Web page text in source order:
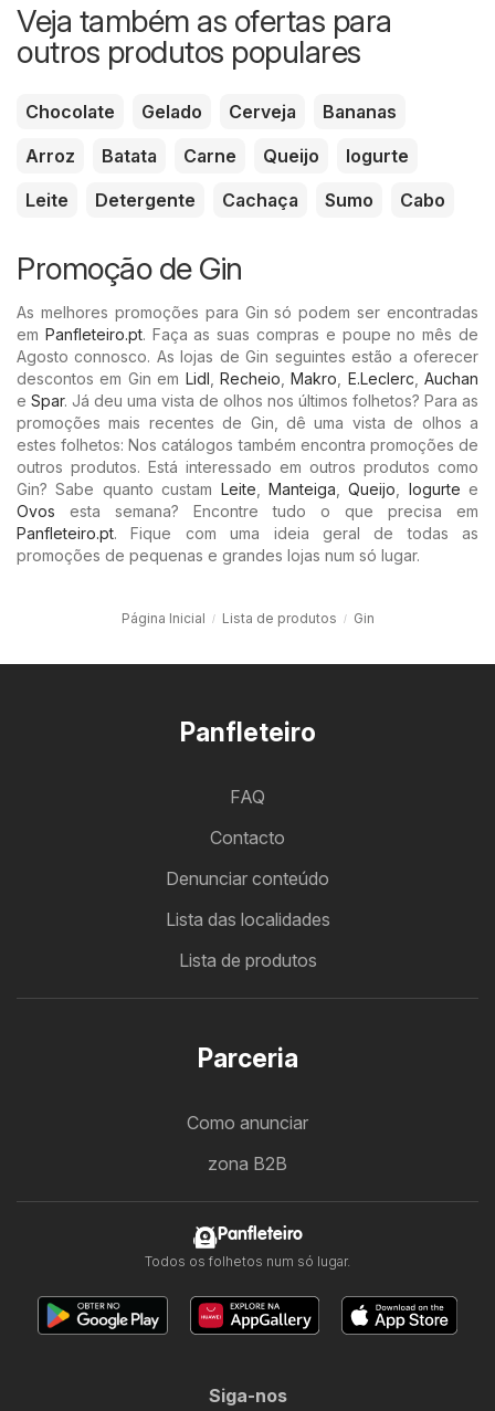
Veja também as ofertas para
outros produtos populares
Chocolate Gelado Cerveja
Bananas
Arroz
Batata Carne Queijo
Iogurte
Leite
Detergente Cachaça Sumo Cabo
Promoção de Gin
As melhores promoções para Gin só podem ser encontradas
em Panfleteiro.pt. Faça as suas compras e poupe no mês de
Agosto connosco. As lojas de Gin seguintes estão a oferecer
descontos em Gin em Lidl Recheio ,Makro E.Leclerc Auchan
e Spar. Já deu uma vista de olhos nos últimos folhetos? Para as
promoções mais recentes de Gin, dê uma vista de olhos a
estes folhetos: Nos catálogos também encontra promoções de
outros produtos. Está interessado em outros produtos como
Gin? Sabe quanto custam Leite Manteiga ,Queijo Iogurte e
Ovos esta semana? Encontre tudo o que precisa em
Panfleteiro.pt. Fique com uma ideia geral de todas as
promoções de pequenas e grandes lojas num só lugar.
Página Inicial Lista de produtos Gin
Panfleteiro
FAQ
Contacto
Denunciar conteúdo
Lista das localidades
Lista de produtos
Parceria
Como anunciar
zona B2B
Panfleteiro
Todos os folhetos num só lugar.
Siga-nos